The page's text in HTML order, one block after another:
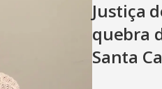
Justiça
quebra
Santa